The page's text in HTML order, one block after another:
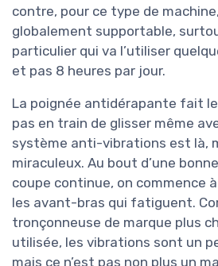
contre, pour ce type de
globalement supportable,
particulier qui va l’utiliser
et pas 8 heures par jour.
La poignée antidérapante fait
pas en train de glisser même
système anti-vibrations est là,
miraculeux. Au bout d’une
coupe continue, on commence
les avant-bras qui fatiguent.
tronçonneuse de marque plus
utilisée, les vibrations sont un
mais ce n’est pas non plus un